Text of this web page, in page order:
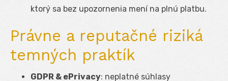
ktorý sa bez upozornenia mení na plnú platbu.
Právne a reputačné riziká
temných praktík
GDPR & ePrivacy: neplatné súhlasy